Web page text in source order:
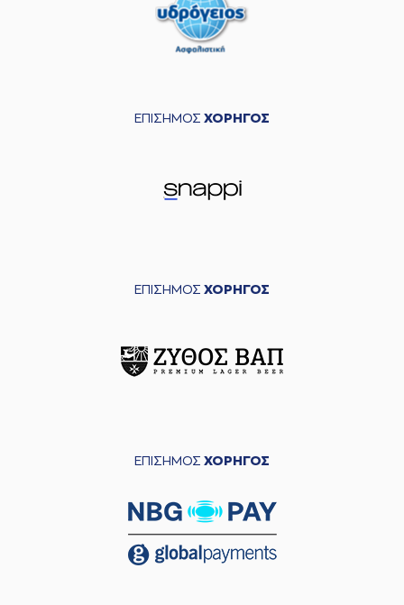
ΕΠΙΣΗΜΟΣ ΧΟΡΗΓΟΣ
ΕΠΙΣΗΜΟΣ ΧΟΡΗΓΟΣ
ΕΠΙΣΗΜΟΣ ΧΟΡΗΓΟΣ